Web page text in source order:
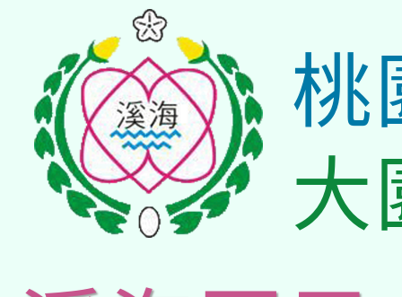
桃
大